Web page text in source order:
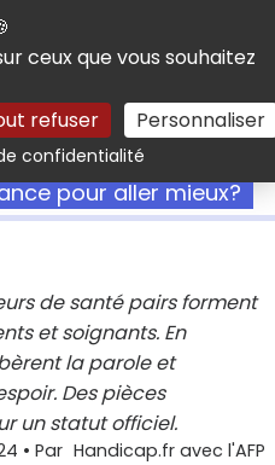
ceux que vous souhaitez
refuser Personnaliser
confidentialitéRechercher
pour aller mieux?
de santé pairs forment
et soignants. En
la parole et
Des pièces
un statut officiel.
• Par Handicap.fr avec l'AFP